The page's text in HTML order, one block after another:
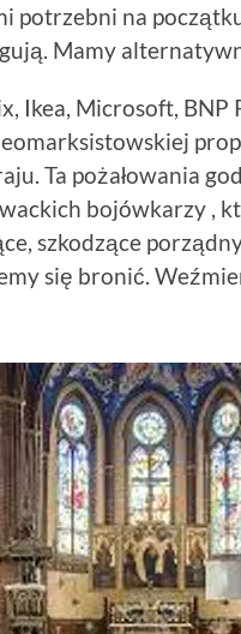
potrzebni na
Mamy
Ikea, Microsoft, BNP
Ta pożałowania
bojówkarzy ,
szkodzące
się bronić.